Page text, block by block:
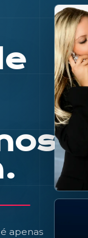
apenas